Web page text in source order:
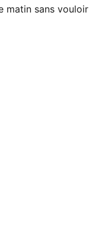
matin sans vouloir